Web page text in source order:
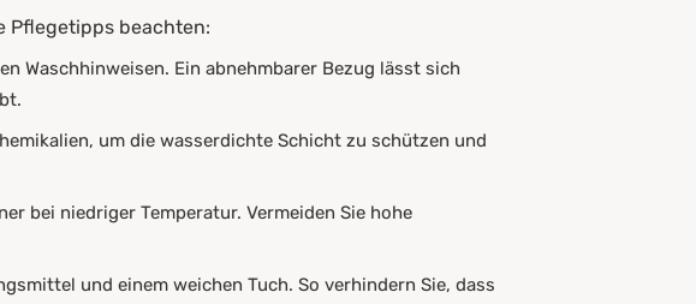
Pflegetipps beachten:
Waschhinweisen. Ein abnehmbarer Bezug lässt sich
um die wasserdichte Schicht zu schützen und
bei niedriger Temperatur. Vermeiden Sie hohe
und einem weichen Tuch. So verhindern Sie, dass